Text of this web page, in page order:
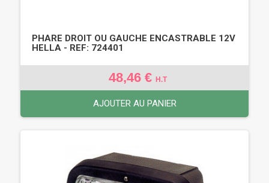
PHARE DROIT OU GAUCHE ENCASTRABLE 12V
HELLA - REF: 724401
48,46 € H.T
AJOUTER AU PANIER